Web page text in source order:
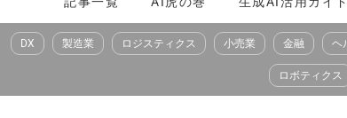
へ
ス
DX 製造業 ロジスティクス 小売業 金融 ヘ
ロボティクス